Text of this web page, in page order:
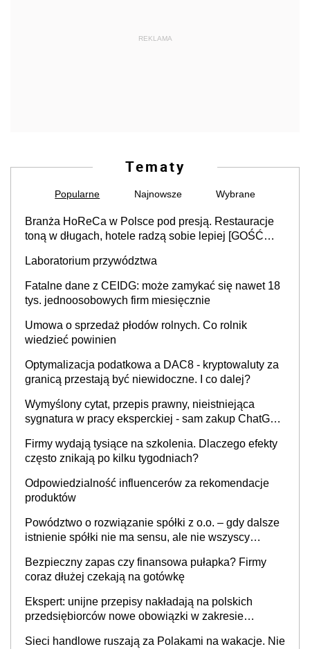
REKLAMA
Tematy
Popularne Najnowsze Wybrane
Branża HoReCa w Polsce pod presją. Restauracje
toną w długach, hotele radzą sobie lepiej [GOŚĆ
Laboratorium przywództwa
Fatalne dane z CEIDG: może zamykać się nawet 18
tys. jednoosobowych firm miesięcznie
Umowa o sprzedaż płodów rolnych. Co rolnik
wiedzieć powinien
Optymalizacja podatkowa a DAC8 - kryptowaluty za
granicą przestają być niewidoczne. I co dalej?
Wymyślony cytat, przepis prawny, nieistniejąca
sygnatura w pracy eksperckiej - sam zakup ChatGPT
Firmy wydają tysiące na szkolenia. Dlaczego efekty
często znikają po kilku tygodniach?
Odpowiedzialność influencerów za rekomendacje
produktów
Powództwo o rozwiązanie spółki z o.o. – gdy dalsze
istnienie spółki nie ma sensu, ale nie wszyscy
Bezpieczny zapas czy finansowa pułapka? Firmy
coraz dłużej czekają na gotówkę
Ekspert: unijne przepisy nakładają na polskich
przedsiębiorców nowe obowiązki w zakresie
Sieci handlowe ruszają za Polakami na wakacje. Nie